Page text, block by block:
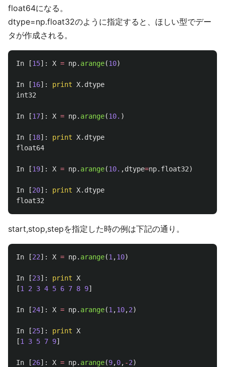
float64になる。
dtype=np.float32のように指定すると、ほしい型でデー
タが作成される。
In [15]: X = np. arange(10)
In [16]: print X. dtype
int32
In [17]: X = np. arange(10. )
In [18]: print X. dtype
float64
In [19]: X = np. arange(10. ,dtype=np. float32)
In [20]: print X. dtype
float32
start,stop,stepを指定した時の例は下記の通り。
In [22]: X = np. arange(1 ,10)
In [23]: print X
[1 2 3 4 5 6 7 8 9]
In [24]: X = np. arange(1 ,10,2)
In [25]: print X
[1 3 5 7 9]
In [26]: X = np. arange(9,0, -2)